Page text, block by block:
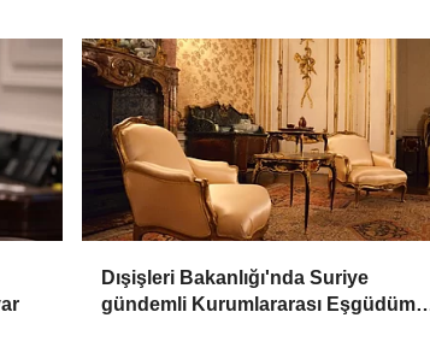
Dışişleri Bakanlığı'nda Suriye
gündemli Kurumlararası Eşgüdüm